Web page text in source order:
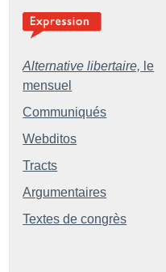
Alternative libertaire, le
mensuel
Communiqués
Webditos
Tracts
Argumentaires
Textes de congrès